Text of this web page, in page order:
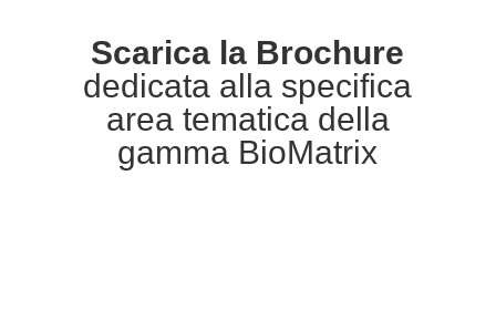
Scarica la Brochure
dedicata alla specifica
area tematica della
gamma BioMatrix